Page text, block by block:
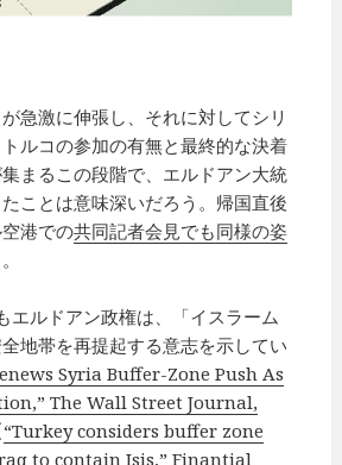
が急激に伸張し、それに対してシリ
ルコの参加の有無と最終的な決着
まるこの段階で、エルドアン大統
ことは意味深いだろう。帰国直後
港での共同記者会見でも同様の姿
エルドアン政権は、「イスラーム
地帯を再提起する意志を示してい
Syria Buffer-Zone Push As
The Wall Street Journal,
“Turkey considers buffer zone
to contain Isis,” Finantial